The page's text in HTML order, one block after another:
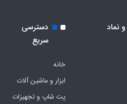
نماد
دسترسی
سریع
خانه
ابزار و ماشین آلات
پت شاپ و تجهیزات